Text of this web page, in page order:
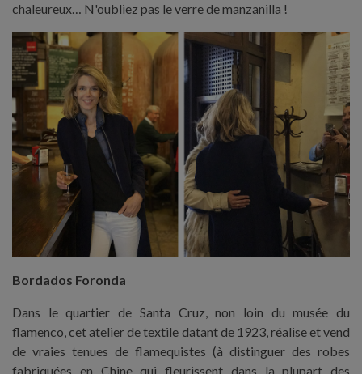
chaleureux… N'oubliez pas le verre de manzanilla !
Bordados Foronda
Dans le quartier de Santa Cruz, non loin du musée du
flamenco, cet atelier de textile datant de 1923, réalise et vend
de vraies tenues de flamequistes (à distinguer des robes
fabriquées en Chine qui fleurissent dans la plupart des